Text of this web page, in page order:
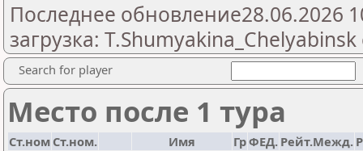
Последнее обновление28.06.2026
загрузка:
Search for player
Место после 1 тура
Ст.ном Ст.ном. Имя ГрФЕД. Рейт.Межд.